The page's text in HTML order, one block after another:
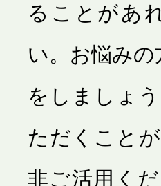
ることがあ
い。お悩み
をしましょ
ただくこと
非ご活用く